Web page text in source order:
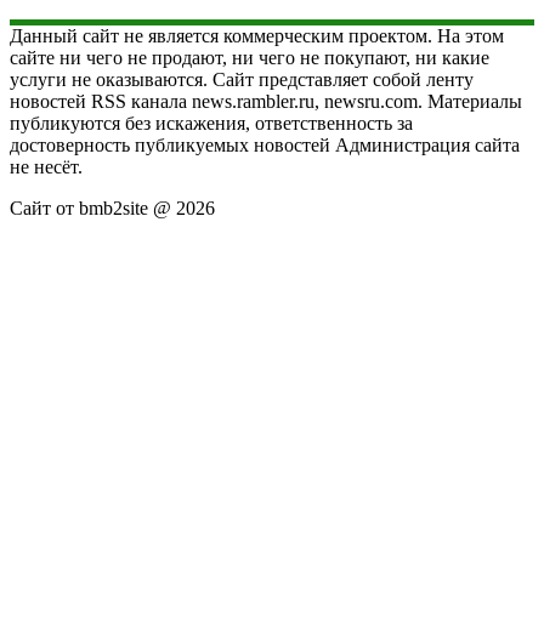
Данный сайт не является коммерческим проектом. На этом
сайте ни чего не продают, ни чего не покупают, ни какие
услуги не оказываются. Сайт представляет собой ленту
новостей RSS канала news.rambler.ru, newsru.com. Материалы
публикуются без искажения, ответственность за
достоверность публикуемых новостей Администрация сайта
не несёт.
Сайт от bmb2site @ 2026